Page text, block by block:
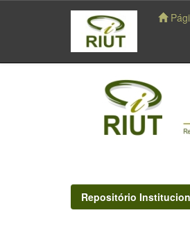
navigation
Repositório